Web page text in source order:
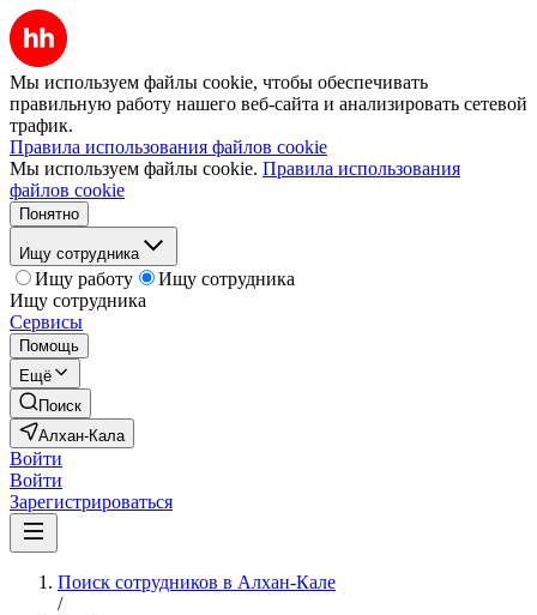
Мы используем файлы cookie, чтобы обеспечивать
правильную работу нашего веб-сайта и анализировать сетевой
трафик.
Правила использования файлов cookie
Мы используем файлы cookie. Правила использования
файлов cookie
Понятно
Ищу сотрудника
Ищу работу
Ищу сотрудника
Ищу сотрудника
Сервисы
Помощь
Ещё
Поиск
Алхан-Кала
Войти
Войти
Зарегистрироваться
Поиск сотрудников в Алхан-Кале
/